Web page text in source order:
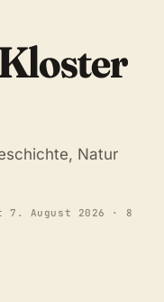
Natur
7. August 2026
· 8